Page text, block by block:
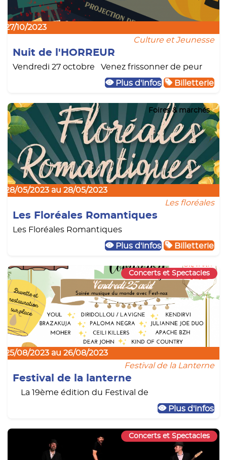
27/10/2023
Culture et Jeunesse
Nuit de l'HORREUR
Vendredi 27 octobre Venez frissonner de peur
Plus d'infos
Billetterie
Foires & marchés
28/05/2023 au 28/05/2023
Les floréales
Les Floréales Romantiques
Les Floréales Romantiques
Plus d'infos
Billetterie
Concerts et Spectacles
25/08/2023 au 26/08/2023
Festival de la Lanterne
Festival de la lanterne
La 19ème édition du Festival de
Plus d'infos
Concerts et Spectacles